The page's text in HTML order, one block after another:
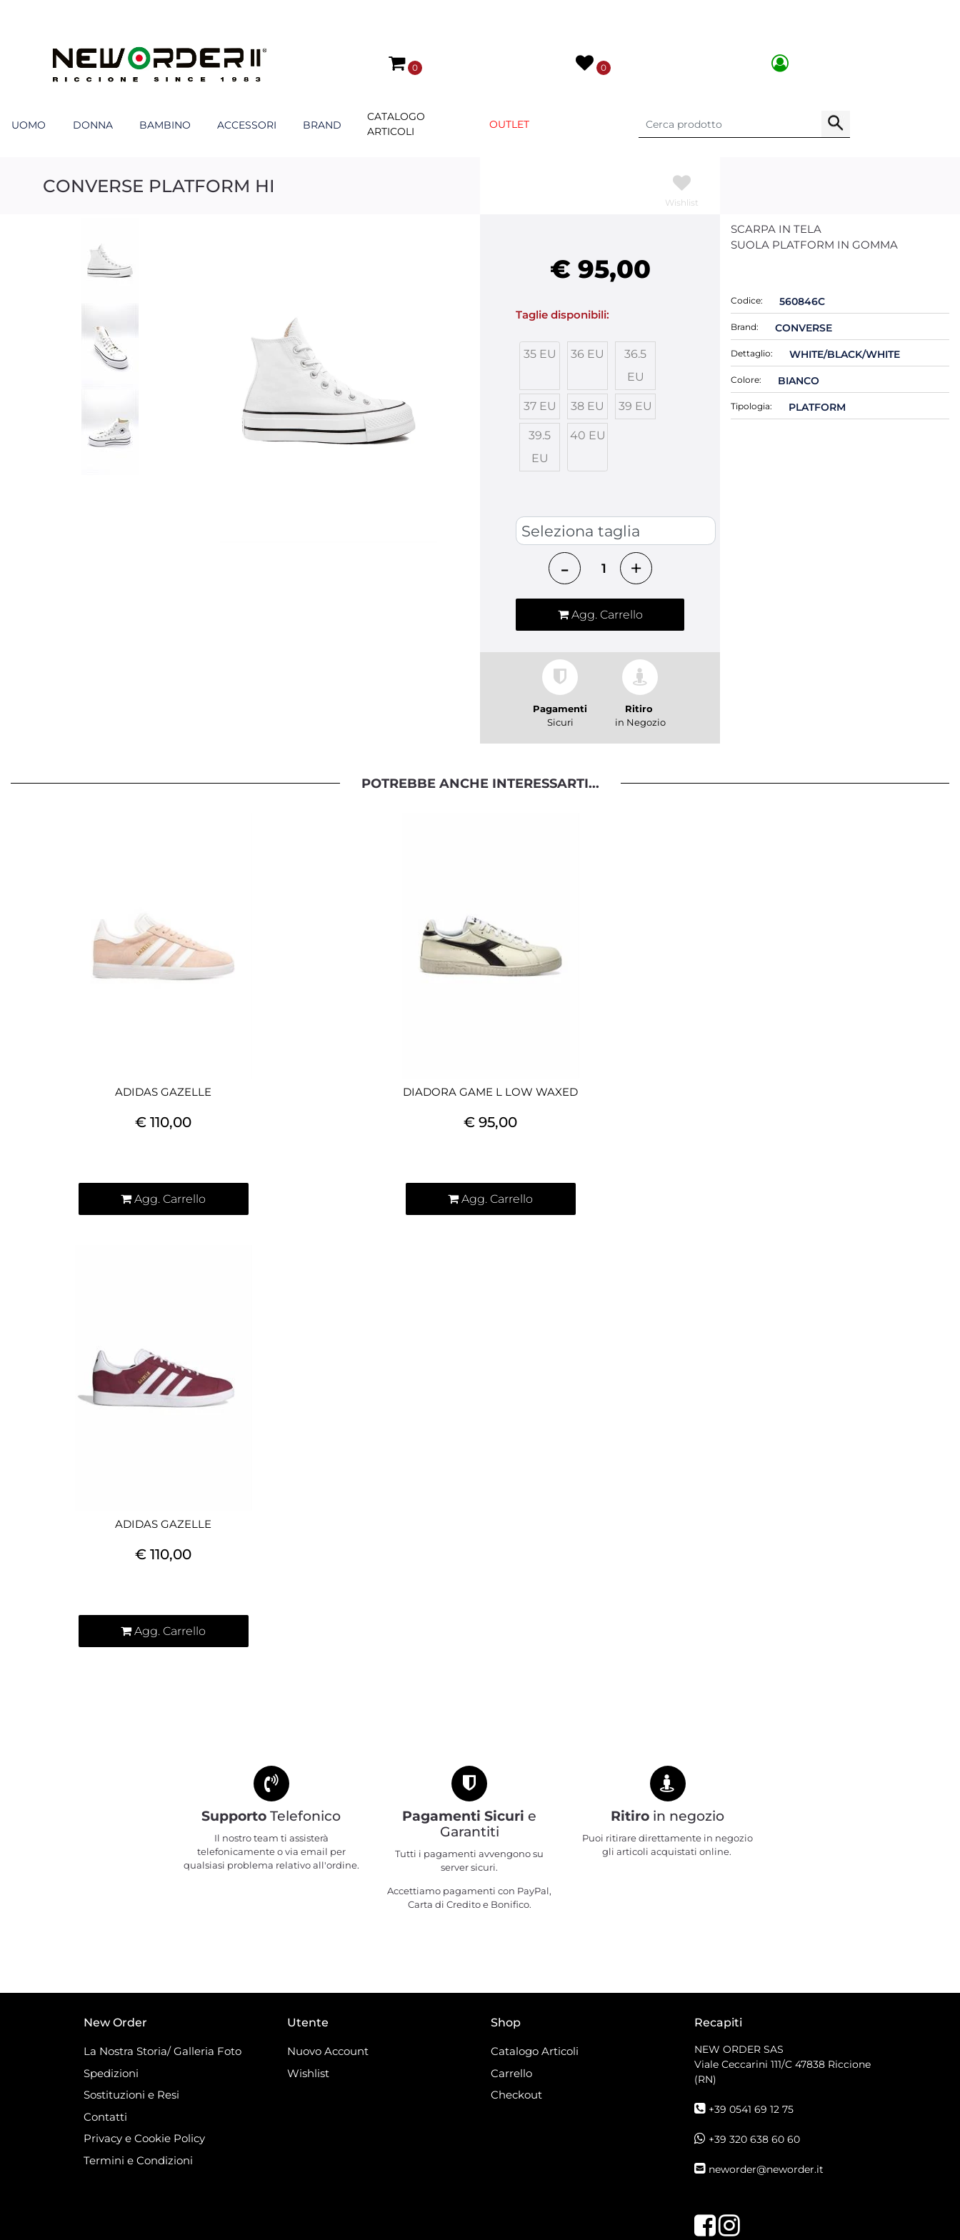
0 0
UOMO DONNA BAMBINO ACCESSORI BRAND
CATALOGO
ARTICOLI
OUTLET
CONVERSE PLATFORM HI
Wishlist
€ 95,00
Taglie disponibili:
35 EU 36 EU
36.5
EU
37 EU 38 EU 39 EU
39.5
EU
40 EU
Quantità
Agg. Carrello
Pagamenti
Sicuri
Ritiro
in Negozio
SCARPA IN TELA
SUOLA PLATFORM IN GOMMA
Codice: 560846C
Brand: CONVERSE
Dettaglio: WHITE/BLACK/WHITE
Colore: BIANCO
Tipologia: PLATFORM
POTREBBE ANCHE INTERESSARTI...
ADIDAS GAZELLE
€ 110,00
Agg. Carrello
DIADORA GAME L LOW WAXED
€ 95,00
Agg. Carrello
ADIDAS GAZELLE
€ 110,00
Agg. Carrello
Supporto Telefonico
Il nostro team ti assisterà
telefonicamente o via email per
qualsiasi problema relativo all'ordine.
Pagamenti Sicuri e
Garantiti
Tutti i pagamenti avvengono su
server sicuri.
Accettiamo pagamenti con PayPal,
Carta di Credito e Bonifico.
Ritiro in negozio
Puoi ritirare direttamente in negozio
gli articoli acquistati online.
New Order
La Nostra Storia/ Galleria Foto
Spedizioni
Sostituzioni e Resi
Contatti
Privacy e Cookie Policy
Termini e Condizioni
Utente
Nuovo Account
Wishlist
Shop
Catalogo Articoli
Carrello
Checkout
Recapiti
NEW ORDER SAS
Viale Ceccarini 111/C 47838 Riccione
(RN)
+39 0541 69 12 75
+39 320 638 60 60
neworder@neworder.it
FacebookInstagram